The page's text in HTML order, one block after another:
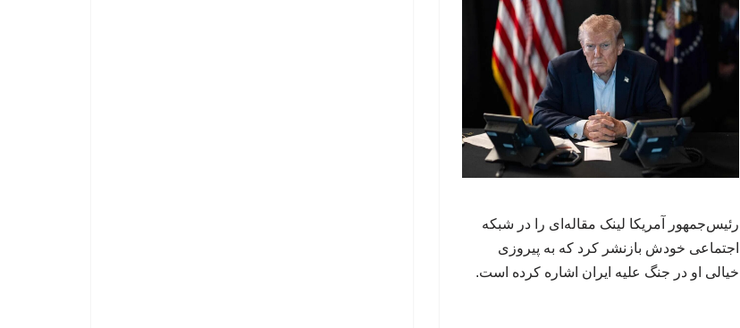
رئیس‌جمهور آمریکا لینک مقاله‌ای را در شبکه
اجتماعی خودش بازنشر کرد که به پیروزی
خیالی او در جنگ علیه ایران اشاره کرده است.